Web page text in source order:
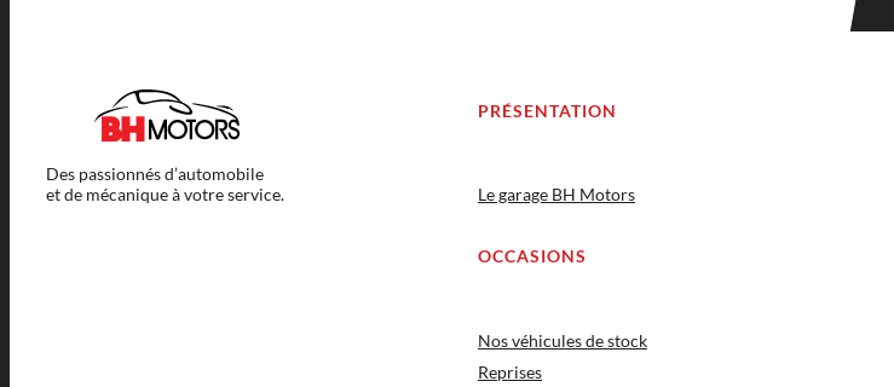
Des passionnés d’automobile
et de mécanique à votre service.
PRÉSENTATION
Le garage BH Motors
OCCASIONS
Nos véhicules de stock
Reprises